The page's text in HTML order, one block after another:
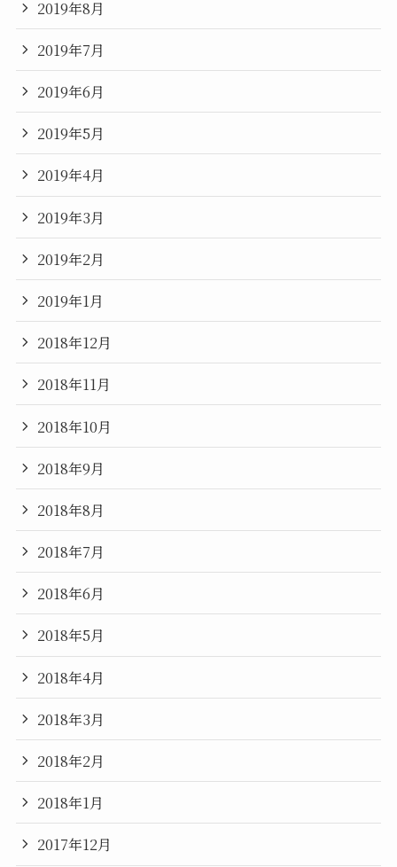
2019年8月
2019年7月
2019年6月
2019年5月
2019年4月
2019年3月
2019年2月
2019年1月
2018年12月
2018年11月
2018年10月
2018年9月
2018年8月
2018年7月
2018年6月
2018年5月
2018年4月
2018年3月
2018年2月
2018年1月
2017年12月